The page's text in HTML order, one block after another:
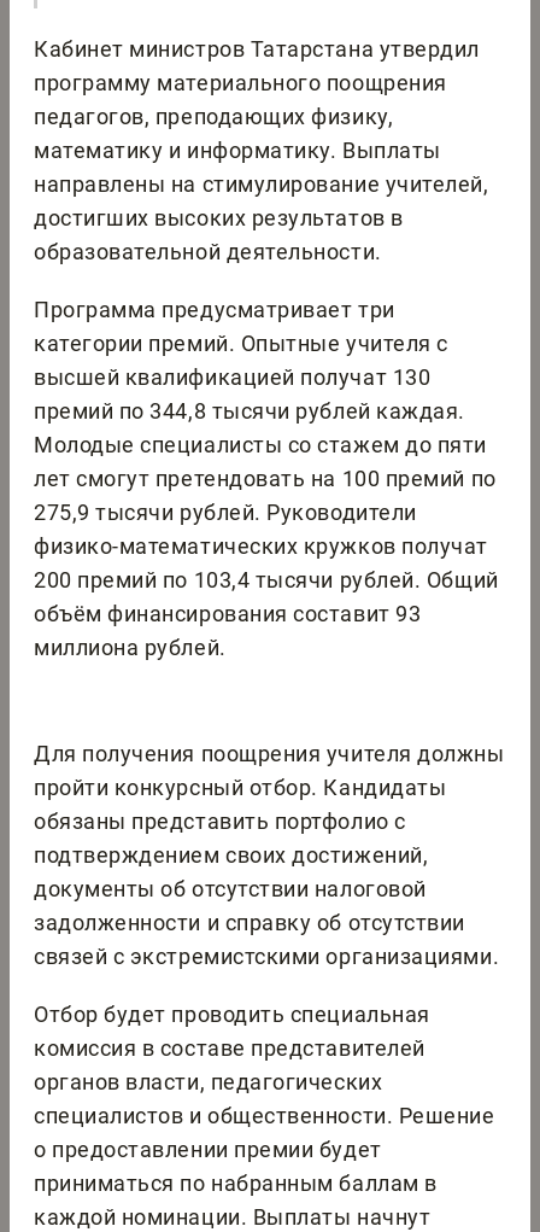
Кабинет министров Татарстана утвердил
программу материального поощрения
педагогов, преподающих физику,
математику и информатику. Выплаты
направлены на стимулирование учителей,
достигших высоких результатов в
образовательной деятельности.
Программа предусматривает три
категории премий. Опытные учителя с
высшей квалификацией получат 130
премий по 344,8 тысячи рублей каждая.
Молодые специалисты со стажем до пяти
лет смогут претендовать на 100 премий по
275,9 тысячи рублей. Руководители
физико-математических кружков получат
200 премий по 103,4 тысячи рублей. Общий
объём финансирования составит 93
миллиона рублей.
Для получения поощрения учителя должны
пройти конкурсный отбор. Кандидаты
обязаны представить портфолио с
подтверждением своих достижений,
документы об отсутствии налоговой
задолженности и справку об отсутствии
связей с экстремистскими организациями.
Отбор будет проводить специальная
комиссия в составе представителей
органов власти, педагогических
специалистов и общественности. Решение
о предоставлении премии будет
приниматься по набранным баллам в
каждой номинации. Выплаты начнут